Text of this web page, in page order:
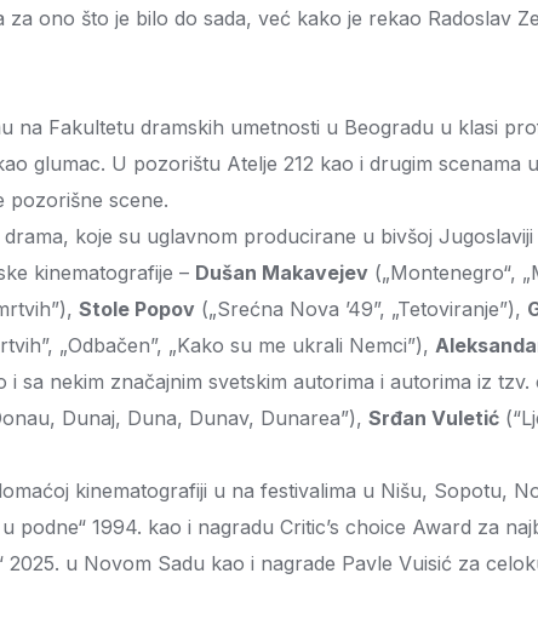
ono što je bilo do sada, već kako je rekao Radoslav
na Fakultetu dramskih umetnosti u Beogradu u klasi
glumac. U pozorištu Atelje 212 kao i drugim
pozorišne scene.
koje su uglavnom producirane u bivšoj
kinematografije – Dušan Makavejev („Montenegro“,
Stole Popov („Srećna Nova ’49”, „Tetoviranje”),
„Odbačen”, „Kako su me ukrali Nemci”),
i sa nekim značajnim svetskim autorima i autorima iz
Dunaj, Duna, Dunav, Dunarea”), Srđan Vuletić
kinematografiji u na festivalima u Nišu, Sopotu,
1994. kao i nagradu Critic’s choice Award za
2025. u Novom Sadu kao i nagrade Pavle Vuisić za